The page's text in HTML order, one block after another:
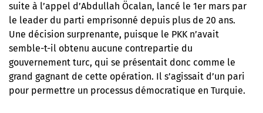
suite à l’appel d’Abdullah Öcalan, lancé le 1er mars par
le leader du parti emprisonné depuis plus de 20 ans.
Une décision surprenante, puisque le PKK n’avait
semble-t-il obtenu aucune contrepartie du
gouvernement turc, qui se présentait donc comme le
grand gagnant de cette opération. Il s’agissait d’un pari
pour permettre un processus démocratique en Turquie.